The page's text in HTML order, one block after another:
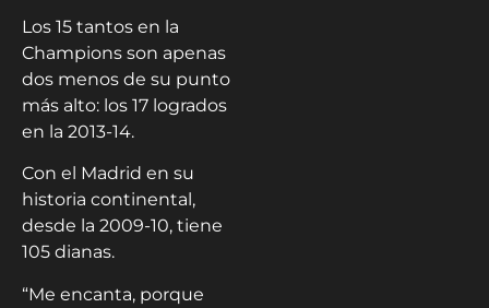
Los 15 tantos en la
Champions son apenas
dos menos de su punto
más alto: los 17 logrados
en la 2013-14.
Con el Madrid en su
historia continental,
desde la 2009-10, tiene
105 dianas.
“Me encanta, porque